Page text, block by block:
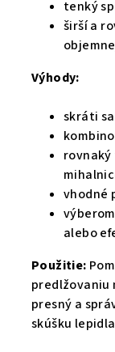
tenký
širší a
Výhody:
skráti
vhodné
alebo
Použitie:
predlžovaniu
presný a
skúšku